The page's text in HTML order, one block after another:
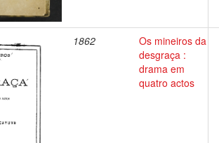
1862
Os mineiros da
desgraça :
drama em
quatro actos